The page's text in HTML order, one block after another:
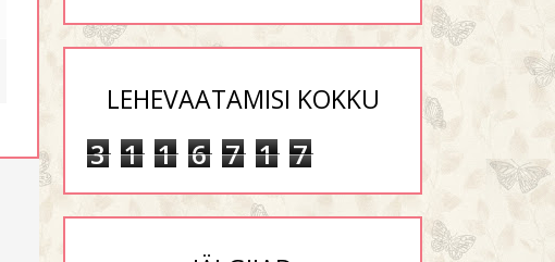
One of those days Natuke oli piinlik
LEHEVAATAMISI KOKKU
3 1 1 6 7 1 7